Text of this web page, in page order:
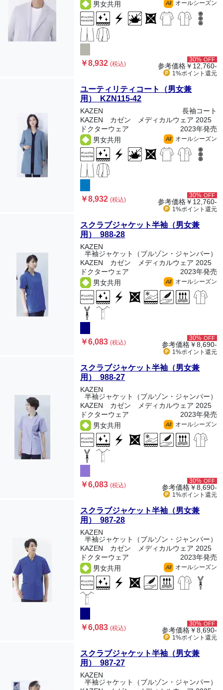
男女共用 All オールシーズン
￥8,932(税込)
30% OFF
参考価格￥12,760-
1%ポイント 還元
ユーティリティコート（男女兼
用） KZN115-42
KAZEN
長袖コート
KAZEN カゼン メディカルウェア 2025
ドクターウェア
2023年発売
男女共用
All オールシーズン
￥8,932(税込)
30% OFF
参考価格￥12,760-
1%ポイント 還元
スクラブジャケット半袖（男女兼
用） 988-28
KAZEN
半袖ジャケット（ブルゾン・ジャンパー）
KAZEN カゼン メディカルウェア 2025
ドクターウェア
2023年発売
男女共用
All オールシーズン
￥6,083(税込)
30% OFF
参考価格￥8,690-
1%ポイント 還元
スクラブジャケット半袖（男女兼
用） 988-27
KAZEN
半袖ジャケット（ブルゾン・ジャンパー）
KAZEN カゼン メディカルウェア 2025
ドクターウェア
2023年発売
男女共用
All オールシーズン
￥6,083(税込)
30% OFF
参考価格￥8,690-
1%ポイント 還元
スクラブジャケット半袖（男女兼
用） 987-28
KAZEN
半袖ジャケット（ブルゾン・ジャンパー）
KAZEN カゼン メディカルウェア 2025
ドクターウェア
2023年発売
男女共用
All オールシーズン
￥6,083(税込)
30% OFF
参考価格￥8,690-
1%ポイント 還元
スクラブジャケット半袖（男女兼
用） 987-27
KAZEN
半袖ジャケット（ブルゾン・ジャンパー）